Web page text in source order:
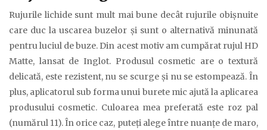
Rujurile lichide sunt mult mai bune decât rujurile obişnuite
care duc la uscarea buzelor şi sunt o alternativă minunată
pentru luciul de buze. Din acest motiv am cumpărat rujul HD
Matte, lansat de Inglot. Produsul cosmetic are o textură
delicată, este rezistent, nu se scurge şi nu se estompează. În
plus, aplicatorul sub forma unui burete mic ajută la aplicarea
produsului cosmetic. Culoarea mea preferată este roz pal
(numărul 11). În orice caz, puteţi alege între nuanţe de maro,